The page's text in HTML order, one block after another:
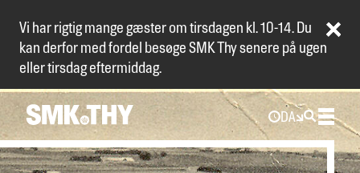
Vi har rigtig mange gæster om tirsdagen kl. 10-14. Du
kan derfor med fordel besøge SMK Thy senere på ugen
eller tirsdag eftermiddag.
DA